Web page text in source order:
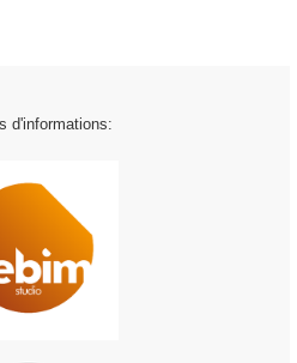
d'informations: